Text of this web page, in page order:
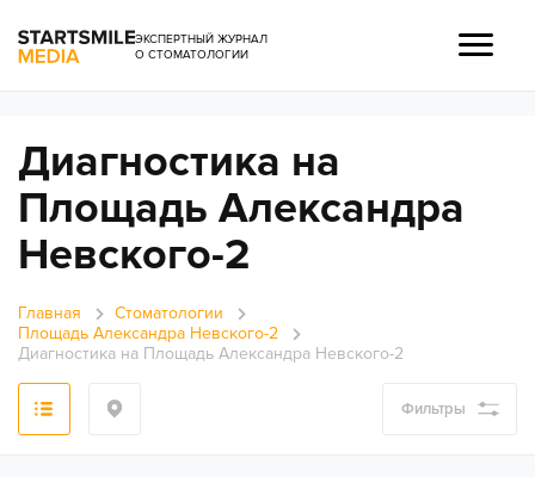
ЭКСПЕРТНЫЙ ЖУРНАЛ
О СТОМАТОЛОГИИ
Диагностика на
Площадь Александра
Невского-2
Главная
Стоматологии
Площадь Александра Невского-2
Диагностика на Площадь Александра Невского-2
Фильтры